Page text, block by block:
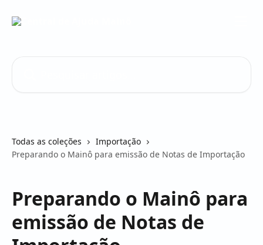
Todas as coleções
Importação
Preparando o Mainô para emissão de Notas de Importação
Preparando o Mainô para
emissão de Notas de